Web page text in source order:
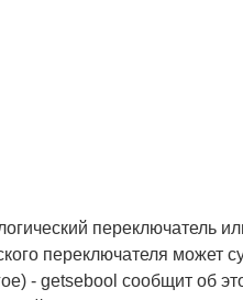
переключатель
переключателя может
- getsebool сообщит об